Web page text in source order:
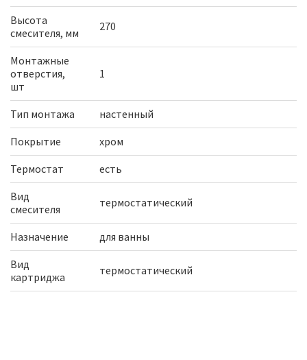
Высота
смесителя, мм
270
Монтажные
отверстия,
шт
1
Тип монтажа
настенный
Покрытие
хром
Термостат
есть
Вид
смесителя
термостатический
Назначение
для ванны
Вид
картриджа
термостатический